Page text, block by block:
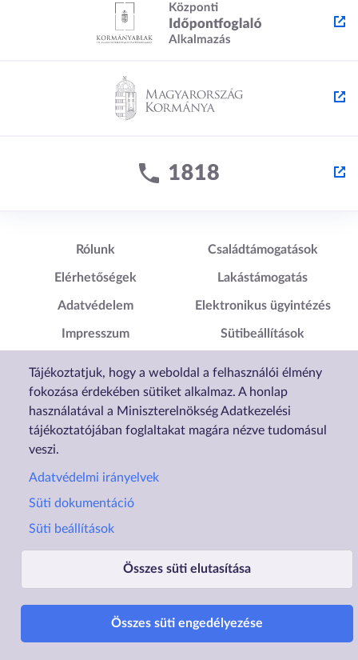
Tájékoztatjuk, hogy a weboldal a felhasználói élmény
fokozása érdekében sütiket alkalmaz. A honlap
használatával a Miniszterelnökség Adatkezelési
tájékoztatójában foglaltakat magára nézve tudomásul
veszi.
Adatvédelmi irányelvek
Süti dokumentáció
Süti beállítások
Összes süti elutasítása
Összes süti engedélyezése
Lábléc1
Rólunk
Elérhetőségek
Adatvédelem
Impresszum
Nyilatkozat
Lábléc2
Családtámogatások
Lakástámogatás
Elektronikus ügyintézés
Sütibeállítások